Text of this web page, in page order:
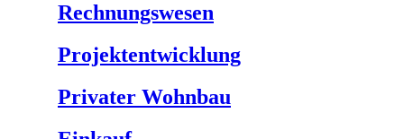
Rechnungswesen
Projektentwicklung
Privater Wohnbau